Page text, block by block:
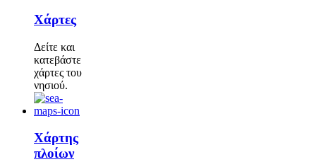
Χάρτες
Δείτε και
κατεβάστε
χάρτες του
νησιού.
Χάρτης
πλοίων